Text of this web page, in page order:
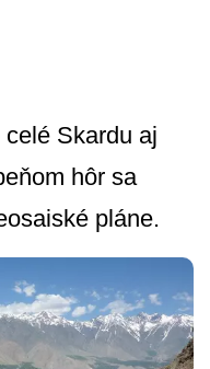
Skardu aj
hôr sa
pláne.